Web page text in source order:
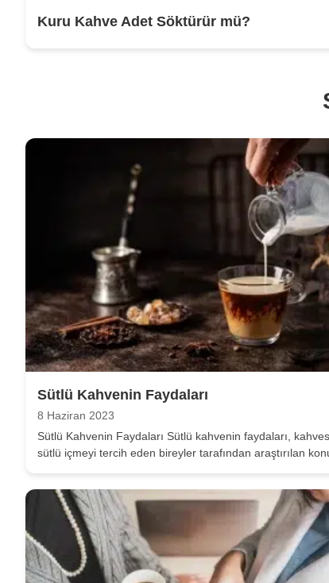
Kuru Kahve Adet Söktürür mü?
Sütlü Kahvenin Faydaları
8 Haziran 2023
Sütlü Kahvenin Faydaları Sütlü kahvenin faydaları,
sütlü içmeyi tercih eden bireyler tarafından araştırılan